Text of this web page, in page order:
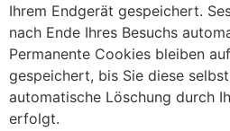
Ihrem Endgerät gespeichert.
nach Ende Ihres Besuchs
Permanente Cookies bleiben
gespeichert, bis Sie diese
automatische Löschung durch
erfolgt.